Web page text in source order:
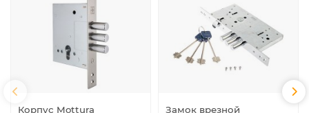
Корпус Mottura
Замок врезной